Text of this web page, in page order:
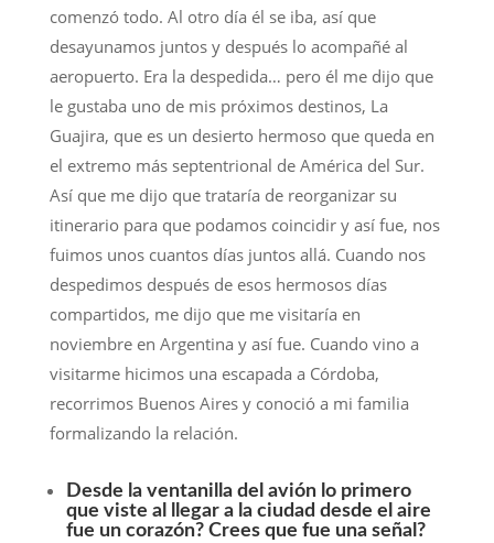
comenzó todo. Al otro día él se iba, así que
desayunamos juntos y después lo acompañé al
aeropuerto. Era la despedida… pero él me dijo que
le gustaba uno de mis próximos destinos, La
Guajira, que es un desierto hermoso que queda en
el extremo más septentrional de América del Sur.
Así que me dijo que trataría de reorganizar su
itinerario para que podamos coincidir y así fue, nos
fuimos unos cuantos días juntos allá. Cuando nos
despedimos después de esos hermosos días
compartidos, me dijo que me visitaría en
noviembre en Argentina y así fue. Cuando vino a
visitarme hicimos una escapada a Córdoba,
recorrimos Buenos Aires y conoció a mi familia
formalizando la relación.
Desde la ventanilla del avión lo primero
que viste al llegar a la ciudad desde el aire
fue un corazón? Crees que fue una señal?